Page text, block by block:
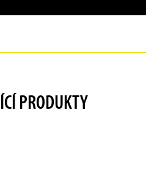
PRODUKTY